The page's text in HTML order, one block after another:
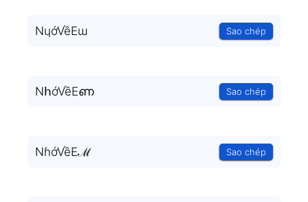
NɥớVềEɯ Sao chép
NհớVềEണ Sao chép
NɦớVềEℳ Sao chép